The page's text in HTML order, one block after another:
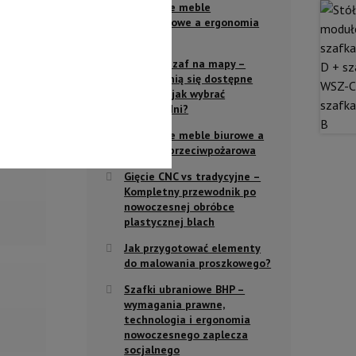
Metalowe meble
warsztatowe a ergonomia
Rodzaje szaf na mapy –
czym różnią się dostępne
modele i jak wybrać
odpowiedni?
Metalowe meble biurowe a
ochrona przeciwpożarowa
Gięcie CNC vs tradycyjne –
Kompletny przewodnik po
nowoczesnej obróbce
plastycznej blach
Jak przygotować elementy
do malowania proszkowego?
Szafki ubraniowe BHP –
wymagania prawne,
technologia i ergonomia
nowoczesnego zaplecza
socjalnego